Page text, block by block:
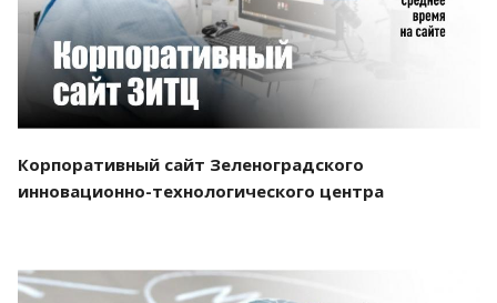
Корпоративный сайт Зеленоградского
инновационно-технологического центра